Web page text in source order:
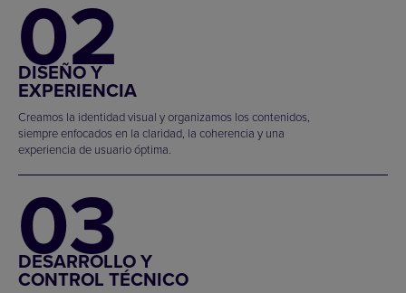
02
DISEÑO Y
EXPERIENCIA
Creamos la identidad visual y organizamos los contenidos,
siempre enfocados en la claridad, la coherencia y una
experiencia de usuario óptima.
03
DESARROLLO Y
CONTROL TÉCNICO